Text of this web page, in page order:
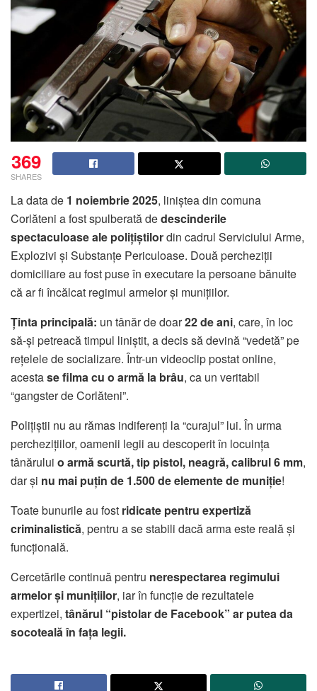
369
SHARES
La data de 1 noiembrie 2025, liniștea din comuna
Corlăteni a fost spulberată dedescinderile
spectaculoase ale polițiștilordin cadrul Serviciului Arme,
Explozivi și Substanțe Periculoase. Două percheziții
domiciliare au fost puse în executare la persoane bănuite
că ar fi încălcat regimul armelor și munițiilor.
Ținta principală: un tânăr de doar22 de ani, care, în loc
să-și petreacă timpul liniștit, a decis să devină “vedetă” pe
rețelele de socializare. Într-un videoclip postat online,
acestase filma cu o armă la brâu, ca un veritabil
“gangster de Corlăteni”.
Polițiștii nu au rămas indiferenți la “curajul” lui. În urma
perchezițiilor, oamenii legii au descoperit în locuința
tânărului o armă scurtă, tip pistol, neagră, calibrul 6 mm,
dar și nu mai puțin de 1.500 de elemente de muniție!
Toate bunurile au fost ridicate pentru expertiză
criminalistică, pentru a se stabili dacă arma este reală și
funcțională.
Cercetările continuă pentru nerespectarea regimului
armelor și munițiilor, iar în funcție de rezultatele
expertizei, tânărul “pistolar de Facebook” ar putea da
socoteală în fața legii.